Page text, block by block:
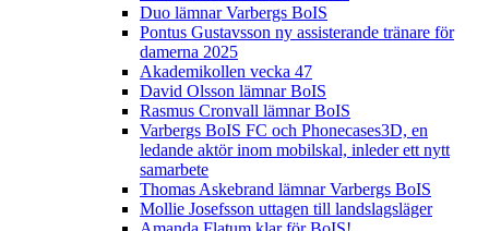
Duo lämnar Varbergs BoIS
Pontus Gustavsson ny assisterande tränare för
damerna 2025
Akademikollen vecka 47
David Olsson lämnar BoIS
Rasmus Cronvall lämnar BoIS
Varbergs BoIS FC och Phonecases3D, en
ledande aktör inom mobilskal, inleder ett nytt
samarbete
Thomas Askebrand lämnar Varbergs BoIS
Mollie Josefsson uttagen till landslagsläger